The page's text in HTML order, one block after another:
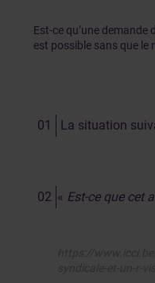
Est-ce qu’une demande
est possible sans que le
La situation
« Est-ce que cet
https://
syndicale-et-un-r-